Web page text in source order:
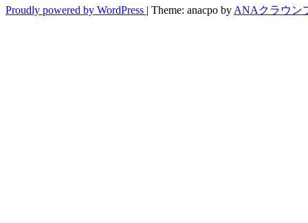
Proudly powered by WordPress | Theme: anacpo by ANAクラウン